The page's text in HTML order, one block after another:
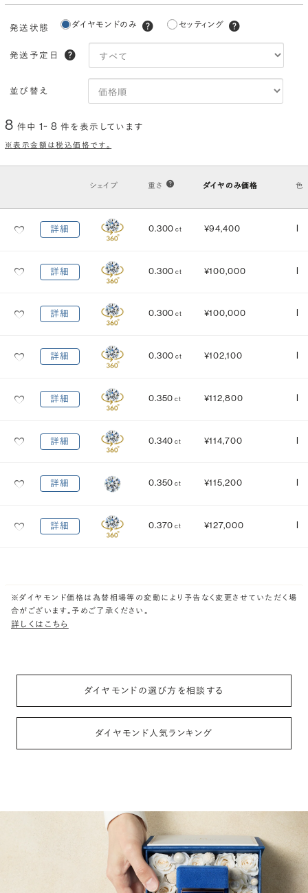
I
VS2 VS1 VVS2 VVS1 IF FL
カット(輝き)
Excellent 3EX H&C EX
鑑定機関
研磨状態
EXCELLENT
EXCELLENT
NONE
FAINT
発送状態 ダイヤモンドのみ セッティング
発送予定日
並び替え
8 件中1~ 8件を表示しています
※表示金額は税込価格です。
シェイプ 重さ ダイヤのみ価格 色
詳細 0.300 ct ¥94,400
詳細 0.300 ct ¥100,000 I
詳細 0.300 ct ¥100,000
詳細 0.300 ct ¥102,100
詳細 0.350 ct ¥112,800
詳細 0.340 ct ¥114,700 I
詳細 0.350 ct ¥115,200
詳細 0.370 ct ¥127,000
※ダイヤモンド価格は為替相場等の変動により予告なく変更させていただく場
合がございます。予めご了承ください。
詳しくはこちら
ダイヤモンドの選び方を相談する
ダイヤモンド人気ランキング